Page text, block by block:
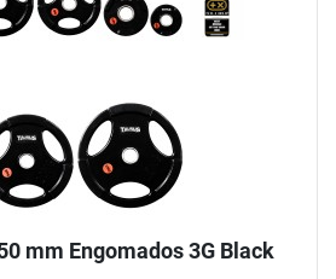
mm Engomados 3G Black